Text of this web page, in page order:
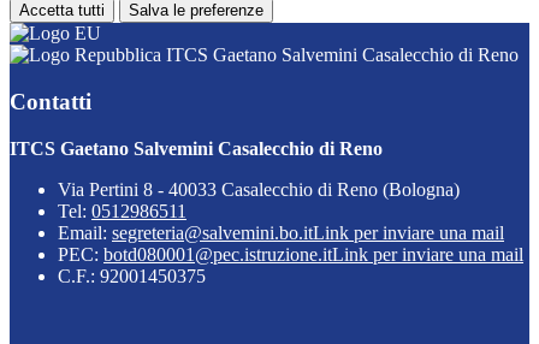
Accetta tutti Salva le preferenze
ITCS Gaetano Salvemini Casalecchio di Reno
Contatti
ITCS Gaetano Salvemini Casalecchio di Reno
Via Pertini 8 - 40033 Casalecchio di Reno (Bologna)
Tel: 0512986511
Email: segreteria@salvemini.bo.itLink per inviare una mail
PEC: botd080001@pec.istruzione.itLink per inviare una mail
C.F.: 92001450375